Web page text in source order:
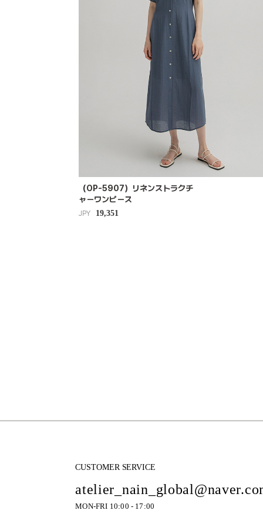
（OP-5907）リネンストラクチ
ャーワンピース
JPY 19,351
CUSTOMER SERVICE
MON-FRI 10:00 - 17:00